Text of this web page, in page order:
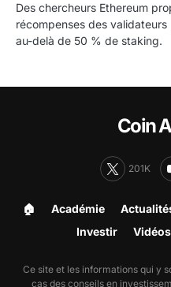
Des chercheurs Ethereum
récompenses des
au-delà de 50 % de staking.
Coin
201K
🏠︎ Académie
Investir Vidéos
Ce site et les informations qui y
cas des conseils en